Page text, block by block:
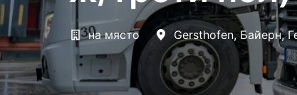
на място Gersthofen, Байерн,